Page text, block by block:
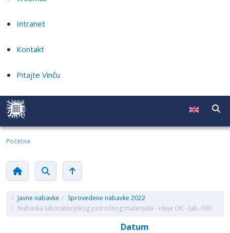
Intranet
Kontakt
Pitajte Vinču
Početna
/ Javne nabavke / Sprovedene nabavke 2022
/ Nabavka laboratorijskog potrošnog materijala - ideje OK - lab. 090
Datum